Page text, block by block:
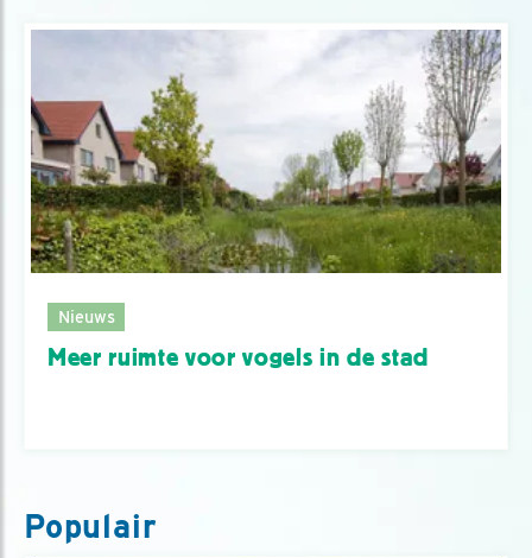
Nieuws
Meer ruimte voor vogels in de stad
Populair